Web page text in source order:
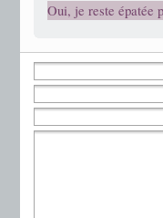
Oui, je reste épatée